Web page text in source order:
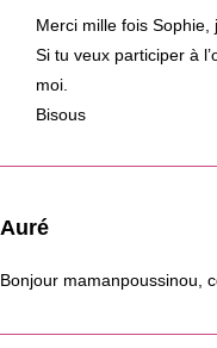
Merci mille fois Sophie,
Si tu veux participer à
moi.
Bisous
Auré
Bonjour mamanpoussinou,